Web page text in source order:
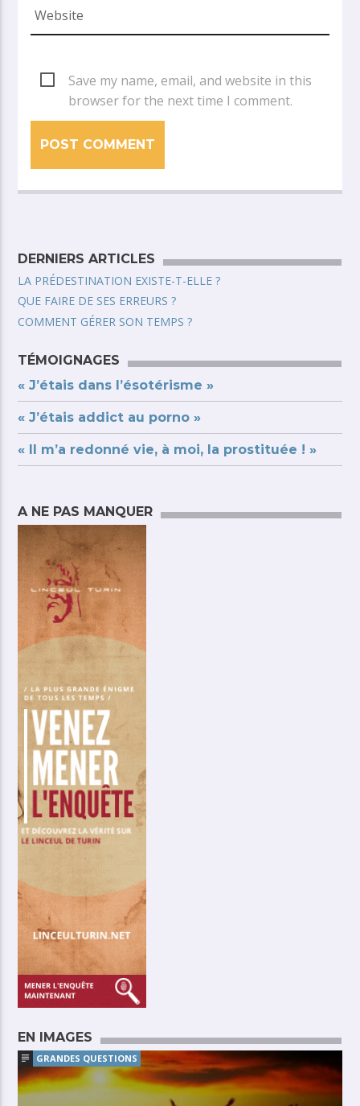
Save my name, email, and website in this
browser for the next time I comment.
DERNIERS ARTICLES
LA PRÉDESTINATION EXISTE-T-ELLE ?
QUE FAIRE DE SES ERREURS ?
COMMENT GÉRER SON TEMPS ?
TÉMOIGNAGES
« J’étais dans l’ésotérisme »
« J’étais addict au porno »
« Il m’a redonné vie, à moi, la prostituée ! »
A NE PAS MANQUER
EN IMAGES
GRANDES QUESTIONS